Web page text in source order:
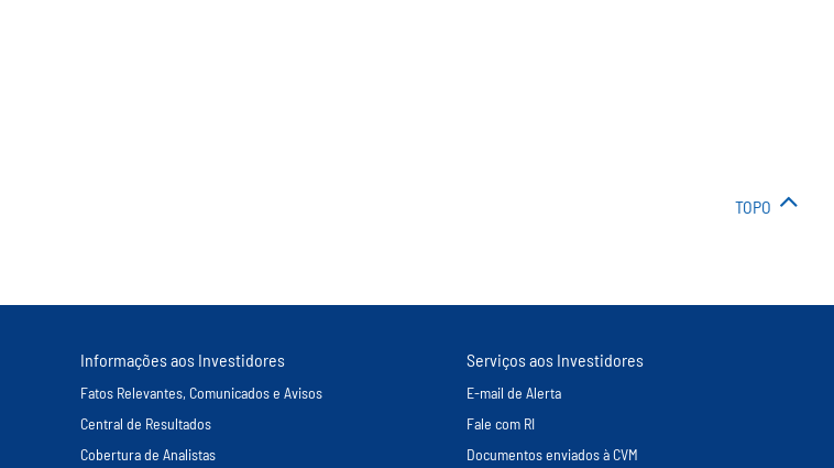
TOPO
Informações aos Investidores
Fatos Relevantes, Comunicados e Avisos
Central de Resultados
Cobertura de Analistas
Serviços aos Investidores
E-mail de Alerta
Fale com RI
Documentos enviados à CVM